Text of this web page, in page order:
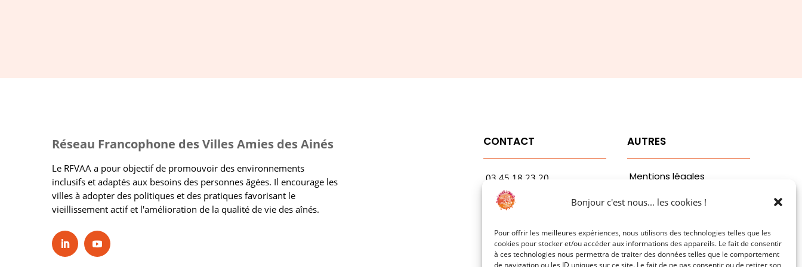
Bonjour c'est nous... les cookies !
Pour offrir les meilleures expériences, nous utilisons des technologies telles que les
cookies pour stocker et/ou accéder aux informations des appareils. Le fait de consentir
à ces technologies nous permettra de traiter des données telles que le comportement
de navigation ou les ID uniques sur ce site. Le fait de ne pas consentir ou de retirer son
Réseau Francophone des Villes Amies des Ainés
Le RFVAA a pour objectif de promouvoir des environnements
inclusifs et adaptés aux besoins des personnes âgées. Il encourage les
villes à adopter des politiques et des pratiques favorisant le
vieillissement actif et l'amélioration de la qualité de vie des aînés.
CONTACT
03.45.18.23.20
contact@rfvaa.com
1 Avenue Garibaldi
AUTRES
Mentions légales
Politiques de